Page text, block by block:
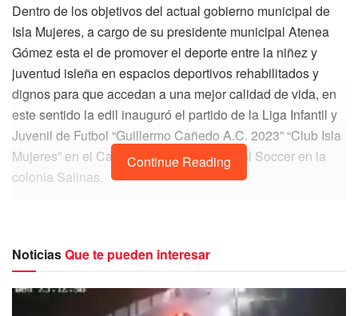
Dentro de los objetivos del actual gobierno municipal de
Isla Mujeres, a cargo de su presidente municipal Atenea
Gómez esta el de promover el deporte entre la niñez y
juventud isleña en espacios deportivos rehabilitados y
dignos para que accedan a una mejor calidad de vida, en
este sentido la edil inauguró el partido de la Liga Infantil y
Juvenil de Futbol “Guillermo Cañedo A.C. 2023” “Club Isla
Mujeres” en el Campo Deportivo de Futbol Soccer en la
colonia Salinas.
a través del cual puedan representar dignamente a la isla
en torneos de relevancia estatal como lo es la Liga
Guillermo Cañedo que preside el profesor Manuel
Continue Reading
NoticiasQue te pueden interesar